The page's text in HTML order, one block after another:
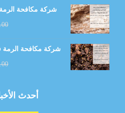
شركة مكافحة الرمة في
شركة مكافحة الرمة في ام
أحدث